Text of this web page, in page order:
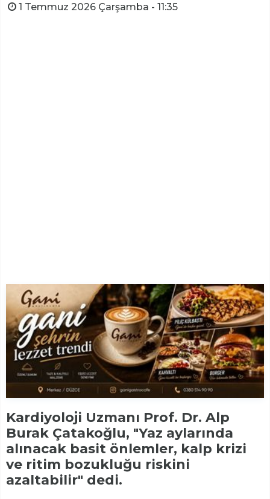
1 Temmuz 2026 Çarşamba - 11:35
Kardiyoloji Uzmanı Prof. Dr. Alp
Burak Çatakoğlu, "Yaz aylarında
alınacak basit önlemler, kalp krizi
ve ritim bozukluğu riskini
azaltabilir" dedi.